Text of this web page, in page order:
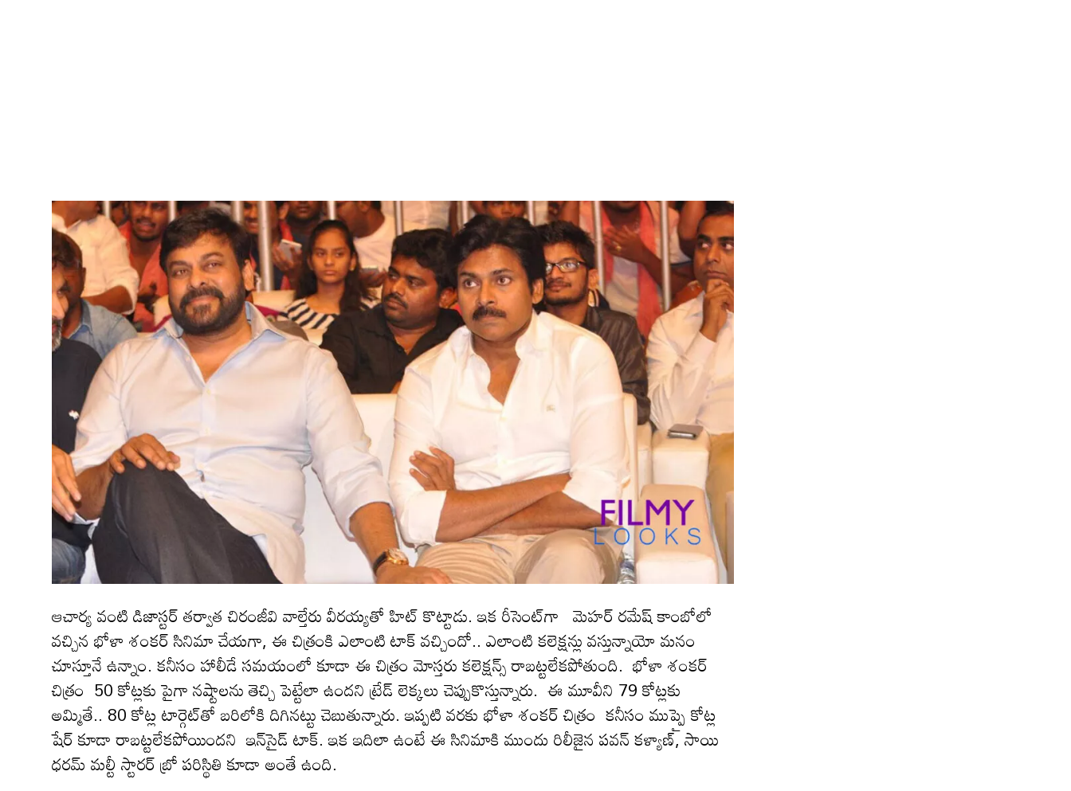
ఆచార్య వంటి డిజాస్ట‌ర్ త‌ర్వాత చిరంజీవి వాల్తేరు వీర‌య్య‌తో హిట్ కొట్టాడు. ఇక రీసెంట్‌గా మెహర్ రమేష్ కాంబోలో
వచ్చిన భోళా శంకర్ సినిమా చేయ‌గా, ఈ చిత్రంకి ఎలాంటి టాక్ వచ్చిందో.. ఎలాంటి కలెక్షన్లు వస్తున్నాయో మ‌నం
చూస్తూనే ఉన్నాం. క‌నీసం హాలీడే స‌మ‌యంలో కూడా ఈ చిత్రం మోస్త‌రు క‌లెక్ష‌న్స్ రాబ‌ట్ట‌లేక‌పోతుంది. భోళా శంక‌ర్
చిత్రం 50 కోట్లకు పైగా నష్టాలను తెచ్చి పెట్టేలా ఉందని ట్రేడ్ లెక్కలు చెప్పుకొస్తున్నారు. ఈ మూవీని 79 కోట్లకు
అమ్మితే.. 80 కోట్ల టార్గెట్‌తో బరిలోకి దిగిన‌ట్టు చెబుతున్నారు. ఇప్పటి వరకు భోళా శంక‌ర్ చిత్రం కనీసం ముప్పై కోట్ల
షేర్ కూడా రాబట్టలేకపోయిందని ఇన్‌సైడ్ టాక్. ఇక ఇదిలా ఉంటే ఈ సినిమాకి ముందు రిలీజైన ప‌వ‌న్ క‌ళ్యాణ్, సాయి
ధ‌ర‌మ్ మ‌ల్టీ స్టార‌ర్ బ్రో ప‌రిస్థితి కూడా అంతే ఉంది.